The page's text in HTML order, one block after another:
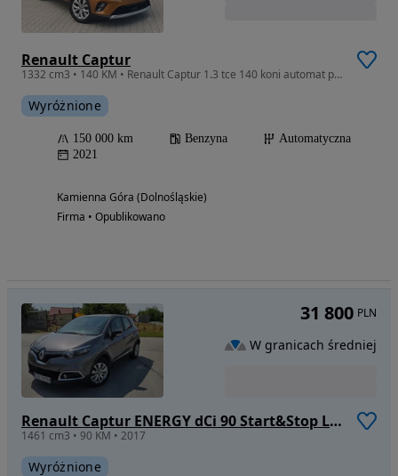
Renault Captur
1332 cm3 • 140 KM • Renault Captur 1.3 tce 140 koni automat piękny kolor bezwypadkowy
Wyróżnione
150 000 km Benzyna
Automatyczna
2021
Kamienna Góra (Dolnośląskie)
Firma • Opublikowano
Renault Captur ENERGY dCi 90 Start&Stop Life
1461 cm3 • 90 KM • 2017
Wyróżnione
31 800 PLN
W granicach średniej